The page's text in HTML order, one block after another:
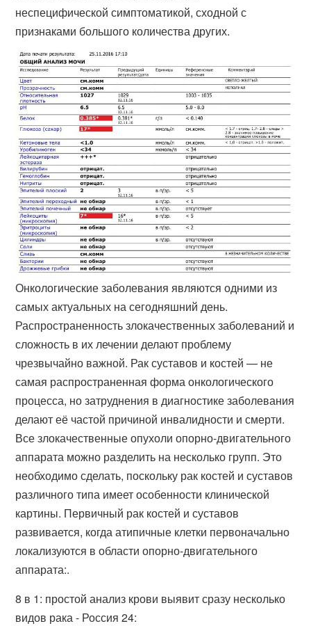
неспецифической симптоматикой, сходной с
признаками большого количества других.
Онкологические заболевания являются одними из
самых актуальных на сегодняшний день.
Распространенность злокачественных заболеваний и
сложность в их лечении делают проблему
чрезвычайно важной. Рак суставов и костей — не
самая распространенная форма онкологического
процесса, но затруднения в диагностике заболевания
делают её частой причиной инвалидности и смерти.
Все злокачественные опухоли опорно-двигательного
аппарата можно разделить на несколько групп. Это
необходимо сделать, поскольку рак костей и суставов
различного типа имеет особенности клинической
картины. Первичный рак костей и суставов
развивается, когда атипичные клетки первоначально
локализуются в области опорно-двигательного
аппарата:.
8 в 1: простой анализ крови выявит сразу несколько
видов рака - Россия 24: